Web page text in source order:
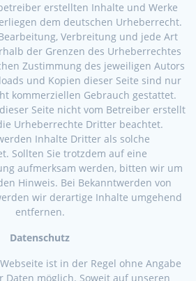
erstellten Inhalte und Werke
dem deutschen Urheberrecht.
Verbreitung und jede Art
der Grenzen des Urheberrechtes
Zustimmung des jeweiligen Autors
und Kopien dieser Seite sind nur
kommerziellen Gebrauch gestattet.
Seite nicht vom Betreiber erstellt
Urheberrechte Dritter beachtet.
Inhalte Dritter als solche
Sollten Sie trotzdem auf eine
aufmerksam werden, bitten wir um
Hinweis. Bei Bekanntwerden von
wir derartige Inhalte umgehend
entfernen.
Datenschutz
ist in der Regel ohne Angabe
Daten möglich. Soweit auf unseren